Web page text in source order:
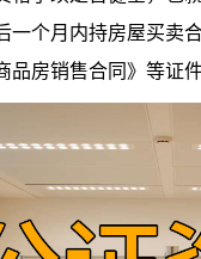
个月内持房屋买卖
房销售合同》等证件